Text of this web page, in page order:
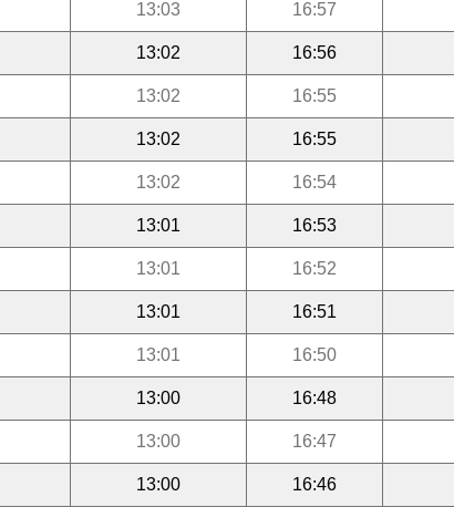
13:03 16:57
13:02 16:56
13:02 16:55
13:02 16:55
13:02 16:54
13:01 16:53
13:01 16:52
13:01 16:51
13:01 16:50
13:00 16:48
13:00 16:47
13:00 16:46